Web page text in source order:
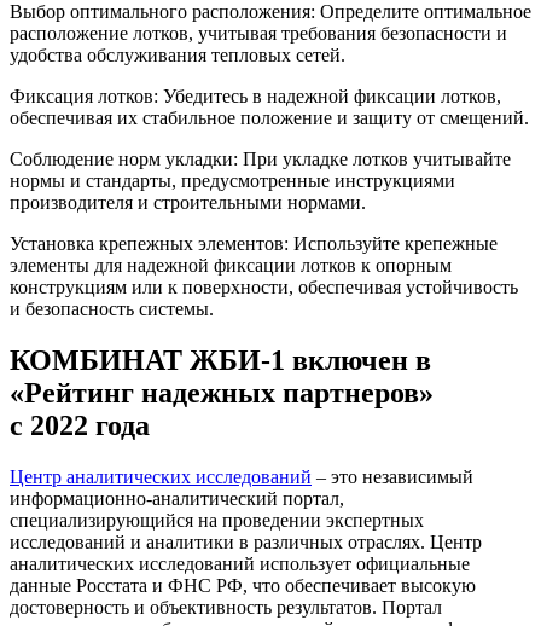
Выбор оптимального расположения: Определите оптимальное
расположение лотков, учитывая требования безопасности и
удобства обслуживания тепловых сетей.
Фиксация лотков: Убедитесь в надежной фиксации лотков,
обеспечивая их стабильное положение и защиту от смещений.
Соблюдение норм укладки: При укладке лотков учитывайте
нормы и стандарты, предусмотренные инструкциями
производителя и строительными нормами.
Установка крепежных элементов: Используйте крепежные
элементы для надежной фиксации лотков к опорным
конструкциям или к поверхности, обеспечивая устойчивость
и безопасность системы.
КОМБИНАТ ЖБИ-1 включен в
«Рейтинг надежных партнеров»
с 2022 года
Центр аналитических исследований – это независимый
информационно-аналитический портал,
специализирующийся на проведении экспертных
исследований и аналитики в различных отраслях. Центр
аналитических исследований использует официальные
данные Росстата и ФНС РФ, что обеспечивает высокую
достоверность и объективность результатов. Портал